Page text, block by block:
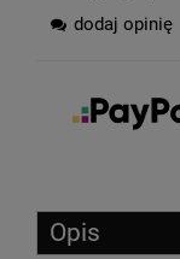
dodaj opinię
Opis